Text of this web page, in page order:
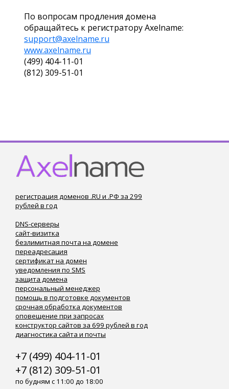
По вопросам продления домена
обращайтесь к регистратору Axelname:
support@axelname.ru
www.axelname.ru
(499) 404-11-01
(812) 309-51-01
регистрация доменов .RU и .РФ за 299
рублей в год
DNS-серверы
сайт-визитка
безлимитная почта на домене
переадресация
сертификат на домен
уведомления по SMS
защита домена
персональный менеджер
помощь в подготовке документов
срочная обработка документов
оповещение при запросах
конструктор сайтов за 699 рублей в год
диагностика сайта и почты
+7 (499) 404-11-01
+7 (812) 309-51-01
по будням с 11:00 до 18:00